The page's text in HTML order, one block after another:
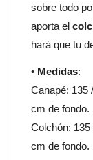
sobre todo
aporta el
hará que tu
• Medidas:
Canapé: 135
cm de fondo.
Colchón:
cm de fondo.